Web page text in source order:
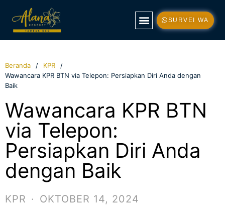
SURVEI WA
Beranda
KPR
Wawancara KPR BTN via Telepon: Persiapkan Diri Anda dengan
Baik
Wawancara KPR BTN
via Telepon:
Persiapkan Diri Anda
dengan Baik
KPR · OKTOBER 14, 2024